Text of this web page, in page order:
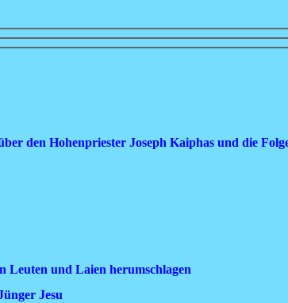
den Hohenpriester Joseph Kaiphas und die
Leuten und Laien herumschlagen
Jesu